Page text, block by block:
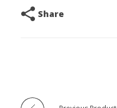
Share